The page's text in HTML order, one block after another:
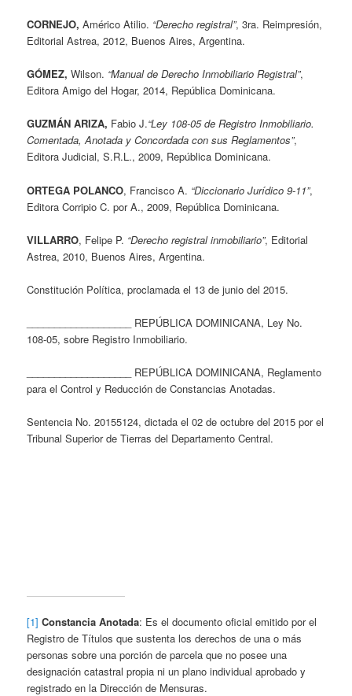
CORNEJO,Américo Atilio. “Derecho registral”, 3ra. Reimpresión,
Editorial Astrea, 2012, Buenos Aires, Argentina.
GÓMEZ,Wilson. “Manual de Derecho Inmobiliario Registral”,
Editora Amigo del Hogar, 2014, República Dominicana.
GUZMÁN ARIZA, Fabio J.“Ley 108-05 de Registro Inmobiliario.
Comentada, Anotada y Concordada con sus Reglamentos”,
Editora Judicial, S.R.L., 2009, República Dominicana.
ORTEGA POLANCO, Francisco A. “Diccionario Jurídico 9-11”,
Editora Corripio C. por A., 2009, República Dominicana.
VILLARRO, Felipe P. “Derecho registral inmobiliario”, Editorial
Astrea, 2010, Buenos Aires, Argentina.
Constitución Política, proclamada el 13 de junio del 2015.
___________________ REPÚBLICA DOMINICANA, Ley No.
108-05, sobre Registro Inmobiliario.
___________________ REPÚBLICA DOMINICANA, Reglamento
para el Control y Reducción de Constancias Anotadas.
Sentencia No. 20155124, dictada el 02 de octubre del 2015 por el
Tribunal Superior de Tierras del Departamento Central.
[1] Constancia Anotada: Es el documento oficial emitido por el
Registro de Títulos que sustenta los derechos de una o más
personas sobre una porción de parcela que no posee una
designación catastral propia ni un plano individual aprobado y
registrado en la Dirección de Mensuras.